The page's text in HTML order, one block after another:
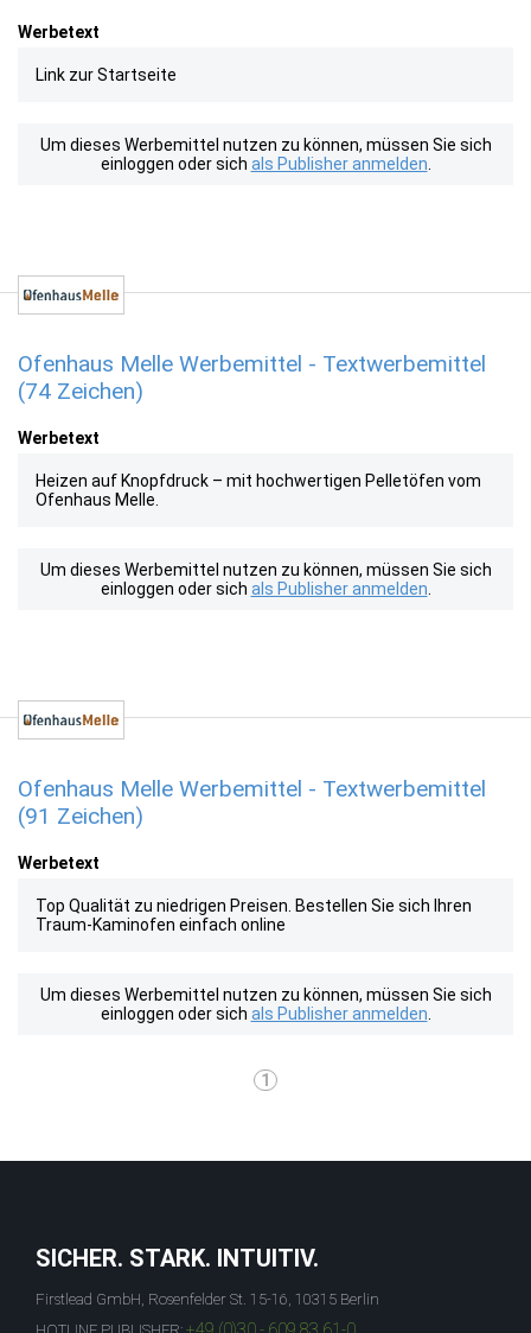
Werbetext
Link zur Startseite
Um dieses Werbemittel nutzen zu können, müssen Sie sich
einloggen oder sich als Publisher anmelden
Ofenhaus Melle Werbemittel - Textwerbemittel
(74 Zeichen)
Werbetext
Heizen auf Knopfdruck – mit hochwertigen Pelletöfen vom
Ofenhaus Melle.
Um dieses Werbemittel nutzen zu können, müssen Sie sich
einloggen oder sich als Publisher anmelden
Ofenhaus Melle Werbemittel - Textwerbemittel
(91 Zeichen)
Werbetext
Top Qualität zu niedrigen Preisen. Bestellen Sie sich Ihren
Traum-Kaminofen einfach online
Um dieses Werbemittel nutzen zu können, müssen Sie sich
einloggen oder sich als Publisher anmelden
1
SICHER. STARK. INTUITIV.
Firstlead GmbH, Rosenfelder St. 15-16, 10315 Berlin